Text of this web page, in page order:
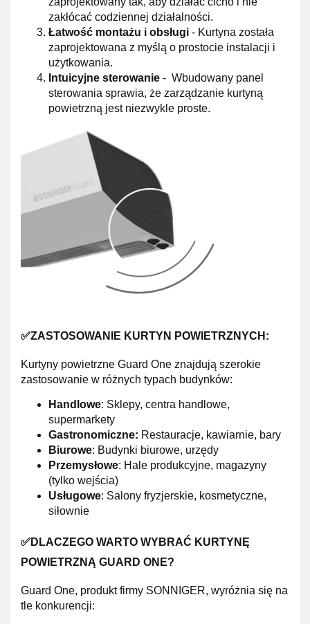
zakłócać codziennej działalności.
Łatwość montażu i obsługi - Kurtyna została
zaprojektowana z myślą o prostocie instalacji i
użytkowania.
Intuicyjne sterowanie - Wbudowany panel
sterowania sprawia, że zarządzanie kurtyną
powietrzną jest niezwykle proste.
✅ZASTOSOWANIE KURTYN POWIETRZNYCH:
Kurtyny powietrzne Guard One znajdują szerokie
zastosowanie w różnych typach budynków:
Handlowe: Sklepy, centra handlowe,
supermarkety
Gastronomiczne: Restauracje, kawiarnie, bary
Biurowe: Budynki biurowe, urzędy
Przemysłowe: Hale produkcyjne, magazyny
(tylko wejścia)
Usługowe: Salony fryzjerskie, kosmetyczne,
siłownie
✅DLACZEGO WARTO WYBRAĆ KURTYNĘ
POWIETRZNĄ GUARD ONE?
Guard One, produkt firmy SONNIGER, wyróżnia się na
tle konkurencji: